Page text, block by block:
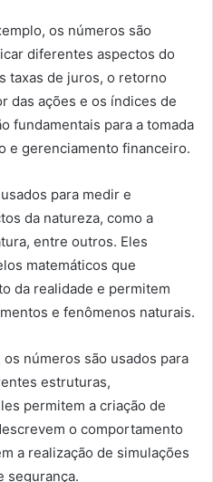
os números são
diferentes aspectos do
taxas de juros, o retorno
das ações e os índices de
fundamentais para a tomada
e gerenciamento financeiro.
para medir e
da natureza, como a
entre outros. Eles
matemáticos que
da realidade e permitem
e fenômenos naturais.
números são usados para
estruturas,
permitem a criação de
o comportamento
a realização de simulações
segurança.